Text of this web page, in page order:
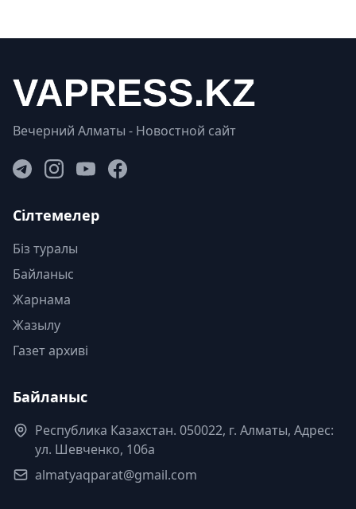
Вечерний Алматы - Новостной сайт
Сілтемелер
Біз туралы
Байланыс
Жарнама
Жазылу
Газет архиві
Байланыс
Республика Казахстан. 050022, г. Алматы, Адрес:
ул. Шевченко, 106а
almatyaqparat@gmail.com